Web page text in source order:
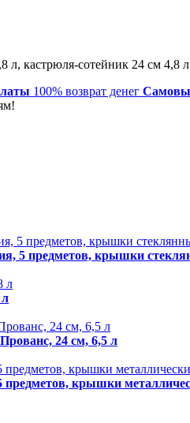
л, кастрюля-сотейник 24 см
100% возврат денег
5 предметов, крышки
24 см, 6,5 л
предметов, крышки